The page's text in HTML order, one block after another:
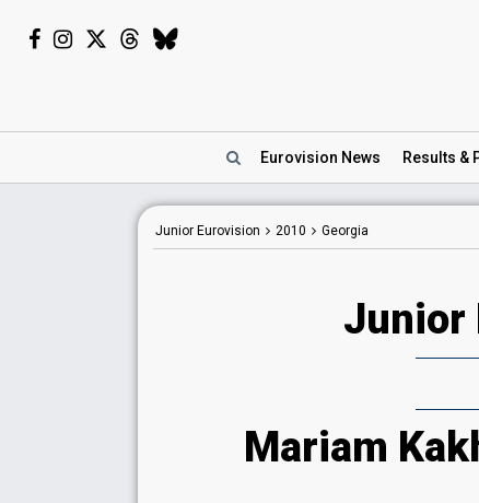
Eurovision News Results &
Junior Eurovision 2010 Georgia
Junior
Mariam